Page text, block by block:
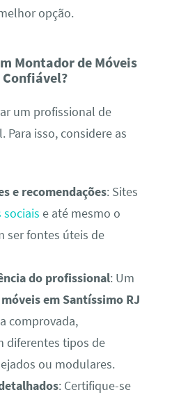
opção.
Montador de Móveis
um profissional de
Para isso, considere as
e recomendações: Sites
sociais e até mesmo o
ser fontes úteis de
do profissional: Um
em Santíssimo RJ
comprovada,
diferentes tipos de
ou modulares.
: Certifique-se